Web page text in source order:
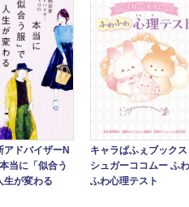
アドバイザーN
当に「似合う
生が変わる
キャラぱふぇブックス
シュガーココムー ふわ
ふわ心理テスト